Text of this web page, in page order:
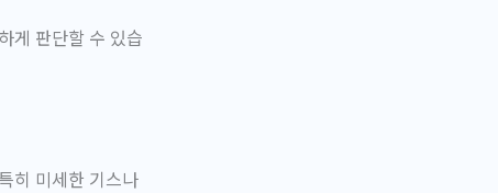
게 판단할 수 있습
히 미세한 기스나